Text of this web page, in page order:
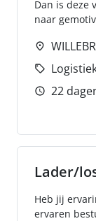
Dan is deze
naar
22
Lader/
Heb jij
ervaren